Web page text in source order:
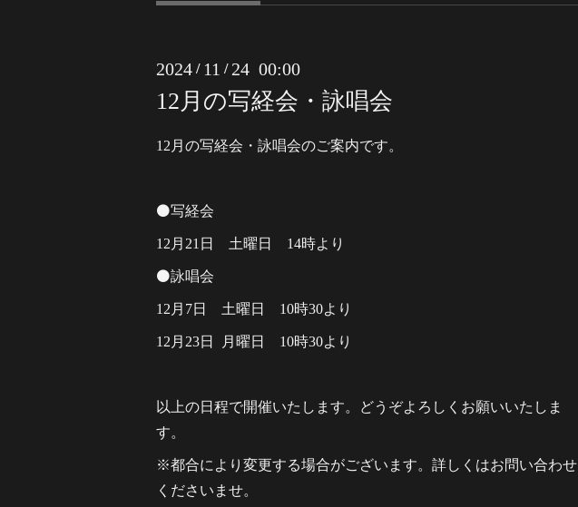
2024 / 11 / 24 00:00
12月の写経会・詠唱会
12月の写経会・詠唱会のご案内です。
⚫️写経会
12月21日 土曜日 14時より
⚫️詠唱会
12月7日 土曜日 10時30より
12月23日 月曜日 10時30より
以上の日程で開催いたします。どうぞよろしくお願いいたしま
す。
※都合により変更する場合がございます。詳しくはお問い合わせ
くださいませ。